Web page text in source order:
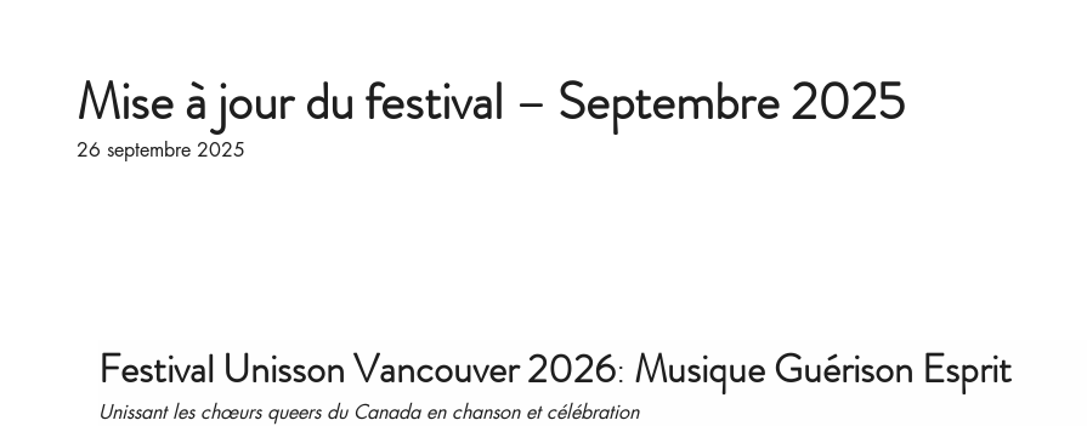
Mise à jour du festival – Septembre 2025
26 septembre 2025
Festival Unisson Vancouver 2026: Musique Guérison Esprit
Unissant les chœurs queers du Canada en chanson et célébration